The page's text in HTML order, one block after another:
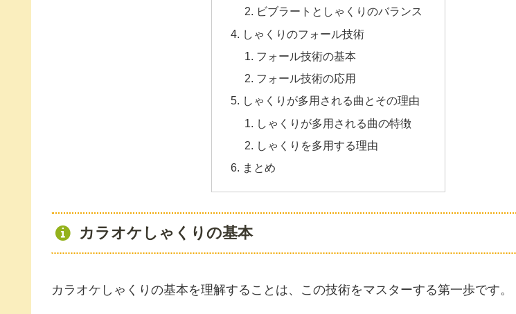
ビブラートとしゃくりのバランス
しゃくりのフォール技術
フォール技術の基本
フォール技術の応用
しゃくりが多用される曲とその理由
しゃくりが多用される曲の特徴
しゃくりを多用する理由
まとめ
カラオケしゃくりの基本
カラオケしゃくりの基本を理解することは、この技術をマスターする第一歩です。